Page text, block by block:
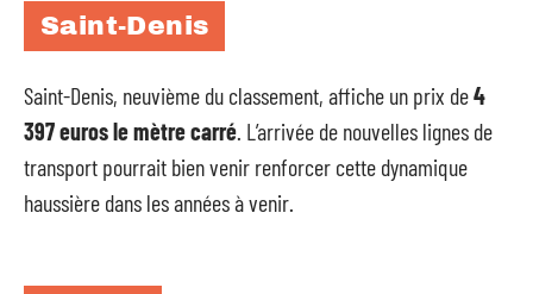
Saint-Denis
Saint-Denis, neuvième du classement, affiche un prix de4
397 euros le mètre carré. L’arrivée de nouvelles lignes de
transport pourrait bien venir renforcer cette dynamique
haussière dans les années à venir.